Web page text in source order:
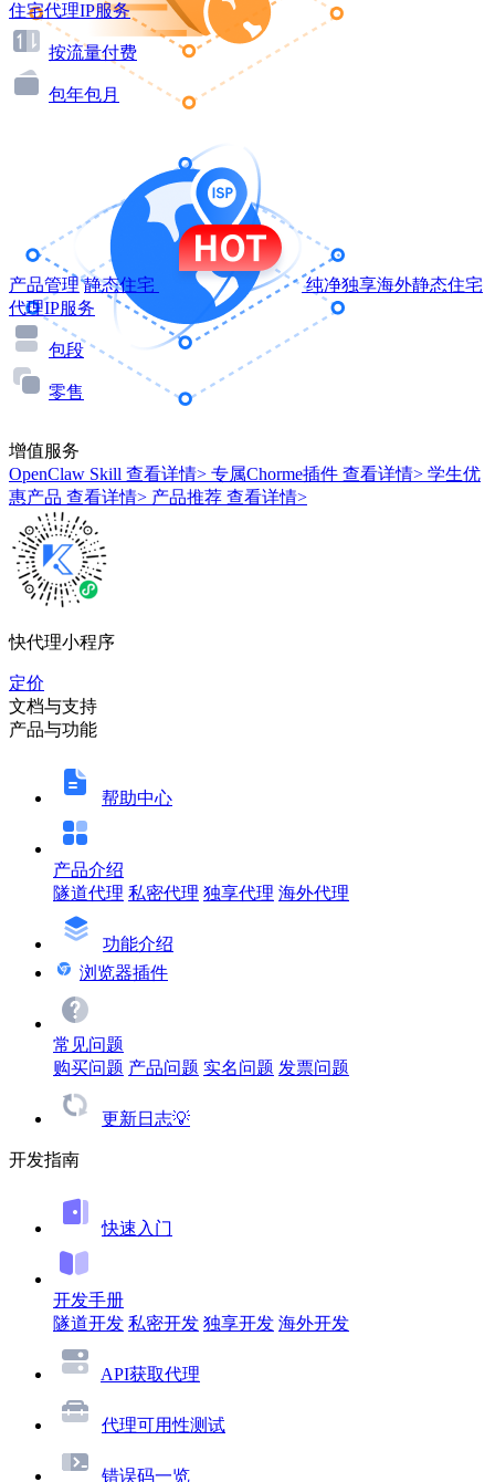
住宅代理IP服务
按流量付费
包年包月
产品管理 静态住宅
纯净独享海外静态住宅
代理IP服务
包段
零售
增值服务
OpenClaw Skill 查看详情> 专属Chorme插件 查看详情> 学生优
惠产品 查看详情> 产品推荐 查看详情>
快代理小程序
定价
文档与支持
产品与功能
帮助中心
产品介绍
隧道代理 私密代理 独享代理 海外代理
功能介绍
浏览器插件
常见问题
购买问题 产品问题 实名问题 发票问题
更新日志💡
开发指南
快速入门
开发手册
隧道开发 私密开发 独享开发 海外开发
API获取代理
代理可用性测试
错误码一览